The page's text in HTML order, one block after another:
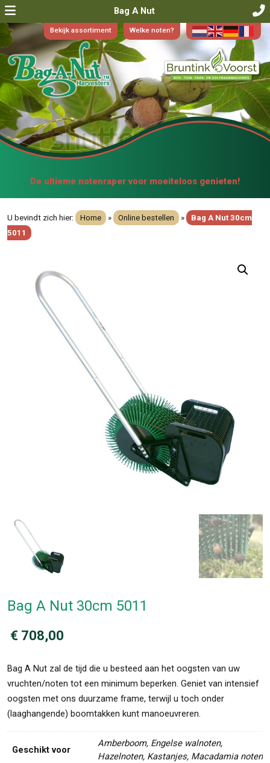
Bag A Nut
Bekijk assortiment Welke noten?
De ultieme notenraper voor moeiteloos genieten!
U bevindt zich hier: Home » Online bestellen »
Bag A Nut 30cm
5011
Bag A Nut 30cm 5011
€ 708,00
Bag A Nut zal de tijd die u besteed aan het oogsten van uw
vruchten/noten tot een minimum beperken. Geniet van intensief
oogsten met ons duurzame frame, terwijl u toch onder
(laaghangende) boomtakken kunt manoeuvreren.
Geschikt voor
Amberboom, Engelse walnoten,
Hazelnoten, Kastanjes, Macadamia noten